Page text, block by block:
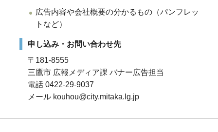
広告内容や会社概要の分かるもの（パンフレッ
トなど）
申し込み・お問い合わせ先
〒181-8555
三鷹市 広報メディア課 バナー広告担当
電話 0422-29-9037
メール kouhou@city.mitaka.lg.jp